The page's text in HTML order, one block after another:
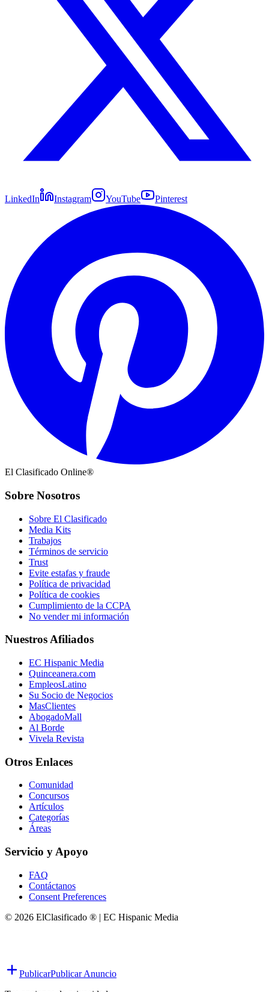
LinkedIn Instagram YouTube Pinterest
El Clasificado Online®
Sobre Nosotros
Sobre El Clasificado
Media Kits
Trabajos
Términos de servicio
Trust
Evite estafas y fraude
Política de privacidad
Política de cookies
Cumplimiento de la CCPA
No vender mi información
Nuestros Afiliados
EC Hispanic Media
Quinceanera.com
EmpleosLatino
Su Socio de Negocios
MasClientes
AbogadoMall
Al Borde
Vivela Revista
Otros Enlaces
Comunidad
Concursos
Artículos
Categorías
Áreas
Servicio y Apoyo
FAQ
Contáctanos
Consent Preferences
© 2026 ElClasificado ® | EC Hispanic Media
PublicarPublicar Anuncio